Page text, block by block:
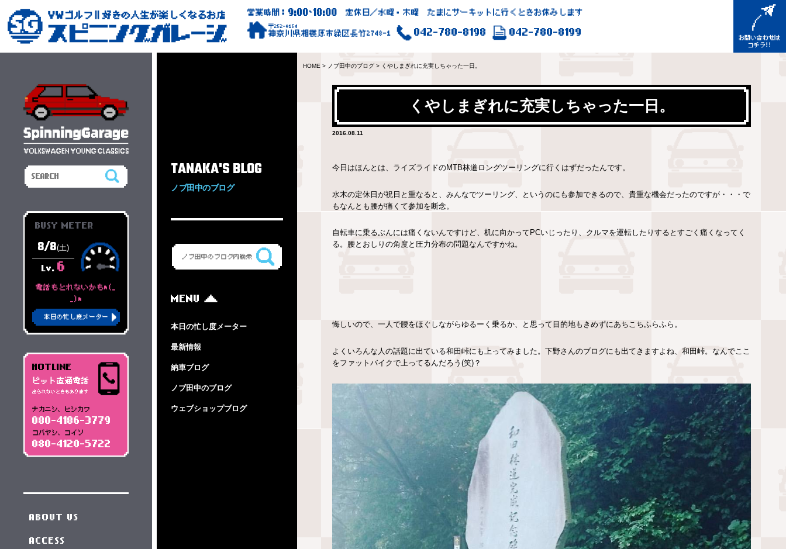
営業時間：9:00~18:00 定休日／水曜・木曜 たまにサーキットに行くときお休みします
〒252-0154
神奈川県相模原市緑区長竹2748-1 042-780-8198 042-780-8199
TANAKA'S BLOG
ノブ田中のブログ
MENU
本日の忙し度メーター
最新情報
納車ブログ
ノブ田中のブログ
ウェブショップブログ
HOME > ノブ田中のブログ > くやしまぎれに充実しちゃった一日。
くやしまぎれに充実しちゃった一日。
2016.08.11
今日はほんとは、ライズライドのMTB林道ロングツーリングに行くはずだったんです。
水木の定休日が祝日と重なると、みんなでツーリング、というのにも参加できるので、貴重な機会だったのですが・・・で
もなんとも腰が痛くて参加を断念。
自転車に乗るぶんには痛くないんですけど、机に向かってPCいじったり、クルマを運転したりするとすごく痛くなってく
る。腰とおしりの角度と圧力分布の問題なんですかね。
悔しいので、一人で腰をほぐしながらゆるーく乗るか、と思って目的地もきめずにあちこちふらふら。
よくいろんな人の話題に出ている和田峠にも上ってみました。下野さんのブログにも出てきますよね、和田峠。なんでここ
をファットバイクで上ってるんだろう(笑)？
BUSY METER
8/8(土)
Lv. 6
電話もとれないかもm(_
_)m
本日の忙し度メーター
HOTLINE
ピット直通電話
出られないときもあります
ナカニシ、ヒシカワ
080-4186-3779
コバヤシ、コイソ
080-4120-5722
ABOUT US
ACCESS